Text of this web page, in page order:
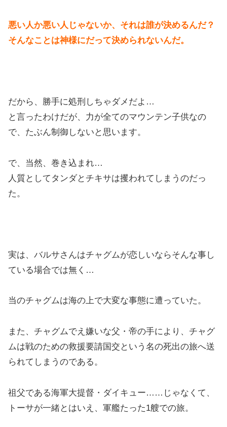
悪い人か悪い人じゃないか、それは誰が決めるんだ？
そんなことは神様にだって決められないんだ。
だから、勝手に処刑しちゃダメだよ…
と言ったわけだが、力が全てのマウンテン子供なの
で、たぶん制御しないと思います。
で、当然、巻き込まれ…
人質としてタンダとチキサは攫われてしまうのだっ
た。
実は、バルサさんはチャグムが恋しいならそんな事し
ている場合では無く…
当のチャグムは海の上で大変な事態に遭っていた。
また、チャグムでえ嫌いな父・帝の手により、チャグ
ムは戦のための救援要請国交という名の死出の旅へ送
られてしまうのである。
祖父である海軍大提督・ダイキュー……じゃなくて、
トーサが一緒とはいえ、軍艦たった1艘での旅。